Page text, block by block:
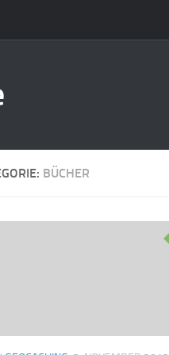
BÜCHER